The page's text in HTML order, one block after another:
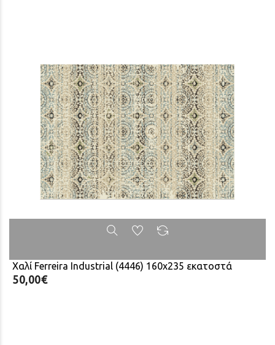
Χαλί Ferreira Industrial (4446) 160x235 εκατοστά
50,00€